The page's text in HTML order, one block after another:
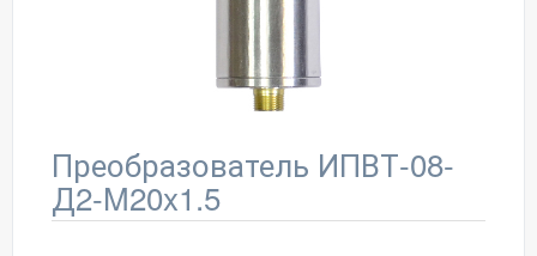
Преобразователь ИПВТ-08-
Д2-M20x1.5